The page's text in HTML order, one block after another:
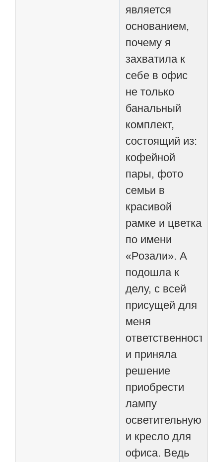
является
основанием,
почему я
захватила к
себе в офис
не только
банальный
комплект,
состоящий из:
кофейной
пары, фото
семьи в
красивой
рамке и цветка
по имени
«Розали». А
подошла к
делу, с всей
присущей для
меня
ответственностью,
и приняла
решение
приобрести
лампу
осветительную
и кресло для
офиса. Ведь